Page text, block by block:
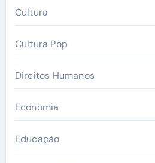
Cultura
Cultura Pop
Direitos Humanos
Economia
Educação